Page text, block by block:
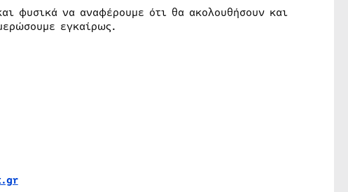
φυσικά να αναφέρουμε ότι θα ακολουθήσουν και
εγκαίρως.